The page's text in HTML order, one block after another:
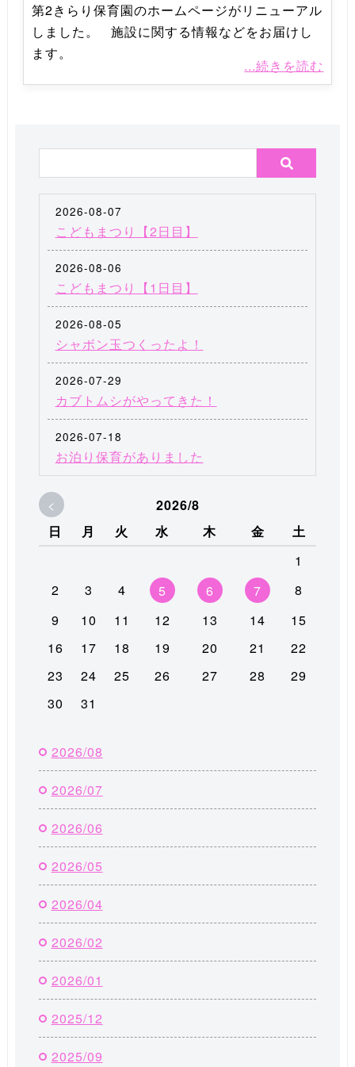
第2きらり保育園のホームページがリニューアル
しました。 施設に関する情報などをお届けし
ます。
...続きを読む
2026-08-07
こどもまつり【2日目】
2026-08-06
こどもまつり【1日目】
2026-08-05
シャボン玉つくったよ！
2026-07-29
カブトムシがやってきた！
2026-07-18
お泊り保育がありました
<
2026/8
日
月 火 水 木 金
土
1
2
3 4 5 6 7
8
9
10 11 12 13 14
15
16
17 18 19 20 21
22
23
24 25 26 27 28
29
30
31
2026/08
2026/07
2026/06
2026/05
2026/04
2026/02
2026/01
2025/12
2025/09